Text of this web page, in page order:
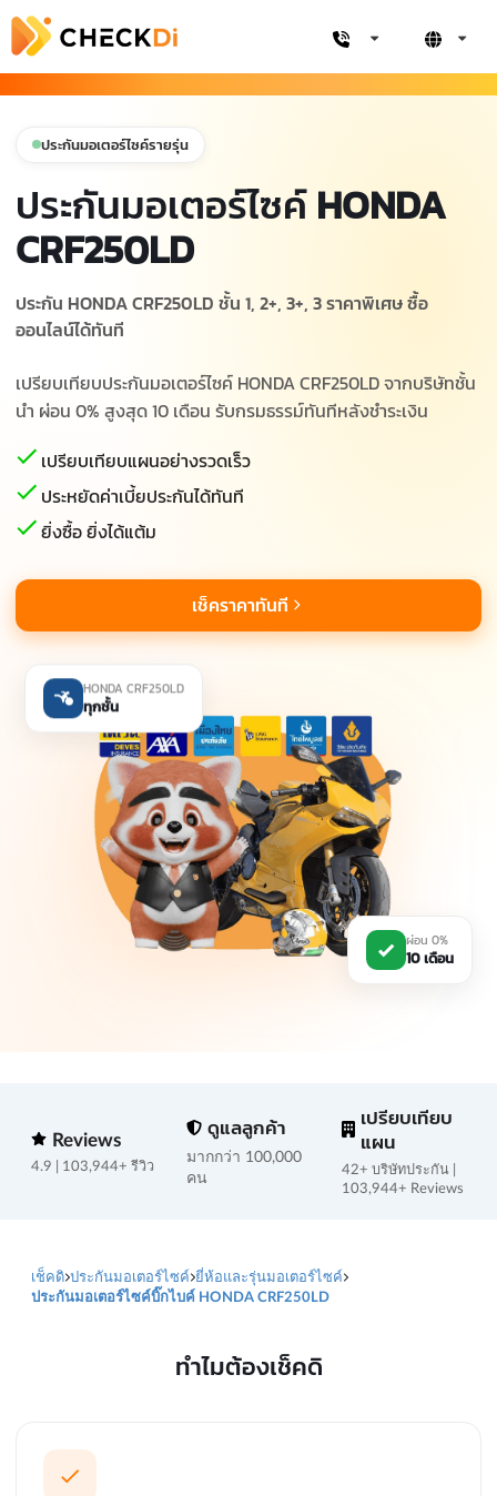
ประกันมอเตอร์ไซค์รายรุ่น
ประกันมอเตอร์ไซค์HONDA
CRF250LD
ประกัน HONDA CRF250LD ชั้น 1, 2+, 3+, 3 ราคาพิเศษ ซื้อ
ออนไลน์ได้ทันที
เปรียบเทียบประกันมอเตอร์ไซค์ HONDA CRF250LD จากบริษัทชั้น
นำ ผ่อน 0% สูงสุด 10 เดือน รับกรมธรรม์ทันทีหลังชำระเงิน
เปรียบเทียบแผนอย่างรวดเร็ว
ประหยัดค่าเบี้ยประกันได้ทันที
ยิ่งซื้อ ยิ่งได้แต้ม
เช็คราคาทันที
HONDA CRF250LD
ทุกชั้น
ผ่อน 0%
10 เดือน
Reviews
4.9 | 103,944+ รีวิว
ดูแลลูกค้า
มากกว่า 100,000
คน
เปรียบเทียบ
แผน
42+ บริษัทประกัน |
103,944+ Reviews
เช็คดิ ประกันมอเตอร์ไซค์ ยี่ห้อและรุ่นมอเตอร์ไซค์
ประกันมอเตอร์ไซค์บิ๊กไบค์ HONDA CRF250LD
ทำไมต้องเช็คดิ